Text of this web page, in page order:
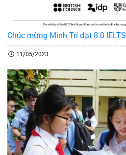
Chúc mừng Minh Trí đạt 8.0 IELTS
11/05/2023